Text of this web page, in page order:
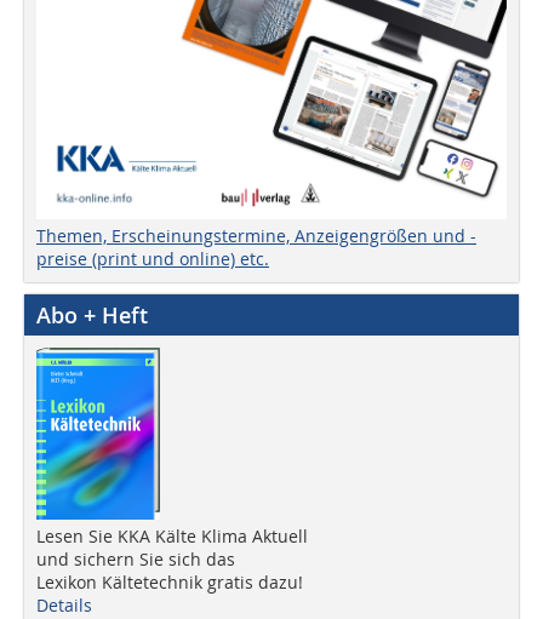
Themen, Erscheinungstermine, Anzeigengrößen und -
preise (print und online) etc.
Abo + Heft
Lesen Sie KKA Kälte Klima Aktuell
und sichern Sie sich das
Lexikon Kältetechnik gratis dazu!
Details